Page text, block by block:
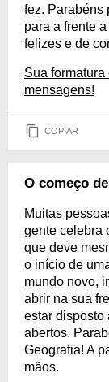
fez. Parabéns
para a frente
felizes e de
Sua
mensagens!
COPIAR
O começo
Muitas
gente celebra
que deve
o início de
mundo novo,
abrir na sua
estar disposto
abertos.
Geografia! A
mãos.